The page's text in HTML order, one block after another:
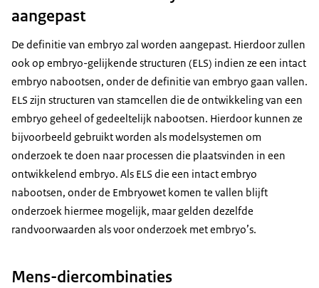
aangepast
De definitie van embryo zal worden aangepast. Hierdoor zullen
ook op embryo-gelijkende structuren (ELS) indien ze een intact
embryo nabootsen, onder de definitie van embryo gaan vallen.
ELS zijn structuren van stamcellen die de ontwikkeling van een
embryo geheel of gedeeltelijk nabootsen. Hierdoor kunnen ze
bijvoorbeeld gebruikt worden als modelsystemen om
onderzoek te doen naar processen die plaatsvinden in een
ontwikkelend embryo. Als ELS die een intact embryo
nabootsen, onder de Embryowet komen te vallen blijft
onderzoek hiermee mogelijk, maar gelden dezelfde
randvoorwaarden als voor onderzoek met embryo’s.
Mens-diercombinaties